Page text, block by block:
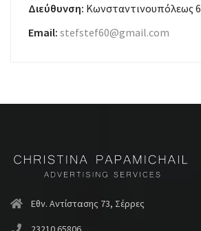
Διεύθυνση: Κωνσταντινουπόλεως 6
Email: stefstef60@gmail.com
Εθν. Αντίστασης 73, Σέρρες